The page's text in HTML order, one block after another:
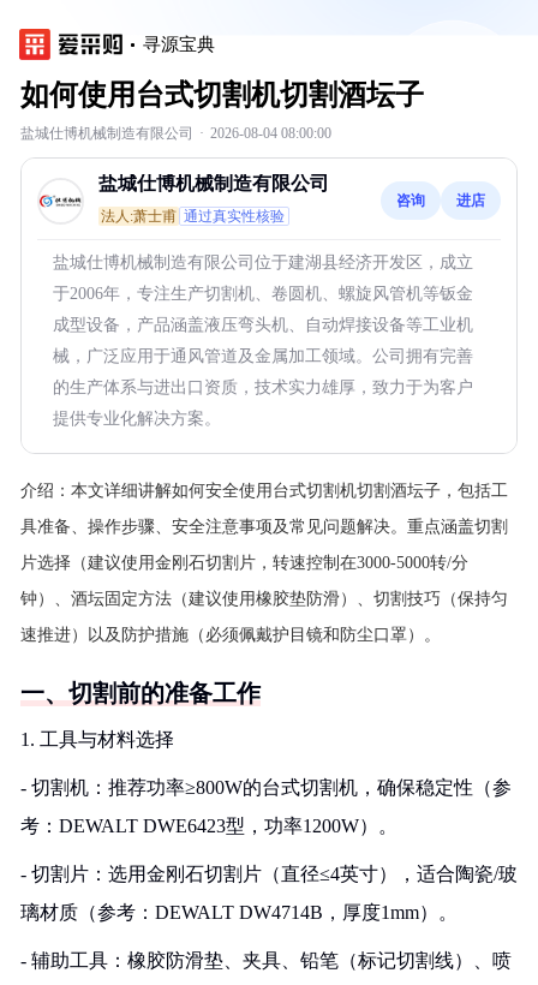
寻源宝典
如何使用台式切割机切割酒坛子
盐城仕博机械制造有限公司 · 2026-08-04 08:00:00
盐城仕博机械制造有限公司
法人:萧士甫 通过真实性核验
咨询 进店
盐城仕博机械制造有限公司位于建湖县经济开发区，成立
于2006年，专注生产切割机、卷圆机、螺旋风管机等钣金
成型设备，产品涵盖液压弯头机、自动焊接设备等工业机
械，广泛应用于通风管道及金属加工领域。公司拥有完善
的生产体系与进出口资质，技术实力雄厚，致力于为客户
提供专业化解决方案。
介绍： 本文详细讲解如何安全使用台式切割机切割酒坛子，包括工
具准备、操作步骤、安全注意事项及常见问题解决。重点涵盖切割
片选择（建议使用金刚石切割片，转速控制在3000-5000转/分
钟）、酒坛固定方法（建议使用橡胶垫防滑）、切割技巧（保持匀
速推进）以及防护措施（必须佩戴护目镜和防尘口罩）。
一、切割前的准备工作
1. 工具与材料选择
- 切割机：推荐功率≥800W的台式切割机，确保稳定性（参
考：DEWALT DWE6423型，功率1200W）。
- 切割片：选用金刚石切割片（直径≤4英寸），适合陶瓷/玻
璃材质（参考：DEWALT DW4714B，厚度1mm）。
- 辅助工具：橡胶防滑垫、夹具、铅笔（标记切割线）、喷